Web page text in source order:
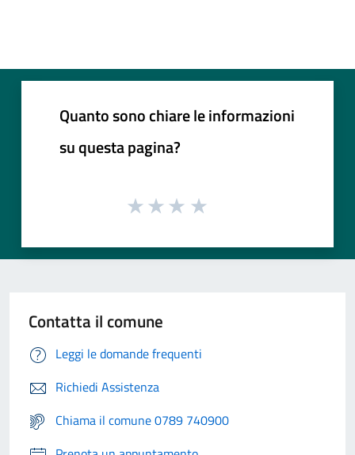
Quanto sono chiare le informazioni
su questa pagina?
Contatta il comune
Leggi le domande frequenti
Richiedi Assistenza
Chiama il comune 0789 740900